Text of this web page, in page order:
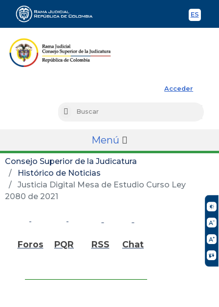
ES
Acceder
Buscar
Menú
Consejo Superior de la Judicatura
Histórico de Noticias
Justicia Digital Mesa de Estudio Curso Ley
2080 de 2021
Foros PQR RSS Chat